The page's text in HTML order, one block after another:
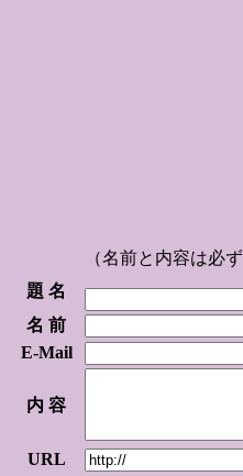
（名前と内容は必
題 名
名 前
E-Mail
内 容
URL